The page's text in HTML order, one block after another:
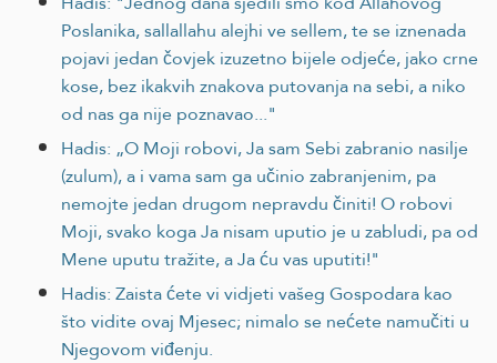
Poslanika, sallallahu alejhi ve sellem, te se iznenada
pojavi jedan čovjek izuzetno bijele odjeće, jako crne
kose, bez ikakvih znakova putovanja na sebi, a niko
od nas ga nije poznavao..."
Hadis: „O Moji robovi, Ja sam Sebi zabranio nasilje
(zulum), a i vama sam ga učinio zabranjenim, pa
nemojte jedan drugom nepravdu činiti! O robovi
Moji, svako koga Ja nisam uputio je u zabludi, pa od
Mene uputu tražite, a Ja ću vas uputiti!"
Hadis: Zaista ćete vi vidjeti vašeg Gospodara kao
što vidite ovaj Mjesec; nimalo se nećete namučiti u
Njegovom viđenju.